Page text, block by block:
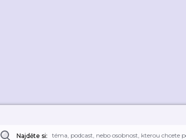
Najděte si: